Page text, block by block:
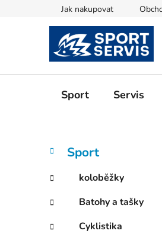
Jak nakupovat
Sport Servis
P
s
r
a
Přeskočit
kategorie
K
a
e
g
o
r
Sport
koloběžky
Batohy a tašky
Cyklistika